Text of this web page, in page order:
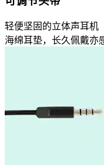
轻便坚固的立体声耳机
海绵耳垫，长久佩戴亦